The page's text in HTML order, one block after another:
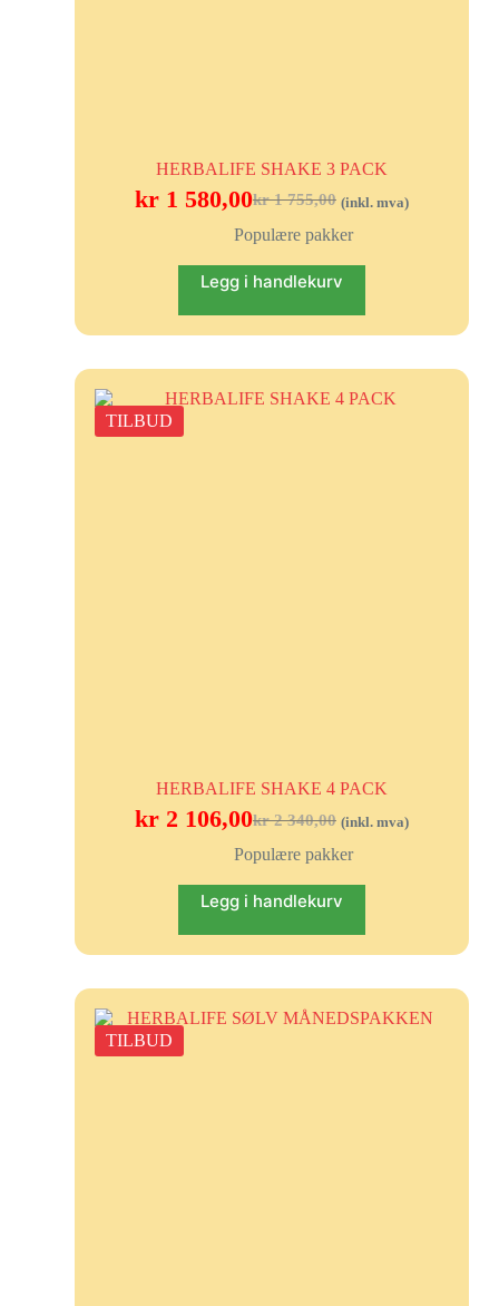
HERBALIFE SHAKE 3 PACK
kr1 755,00
kr1 580,00 (inkl. mva)
Populære pakker
Legg i handlekurv
TILBUD
HERBALIFE SHAKE 4 PACK
kr2 340,00
kr2 106,00 (inkl. mva)
Populære pakker
Legg i handlekurv
TILBUD